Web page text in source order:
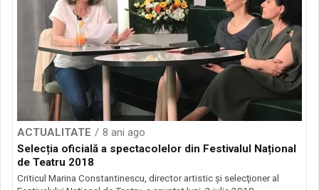
ACTUALITATE
8 ani ago
Selecția oficială a spectacolelor din Festivalul Național
de Teatru 2018
Criticul Marina Constantinescu, director artistic şi selecţioner al